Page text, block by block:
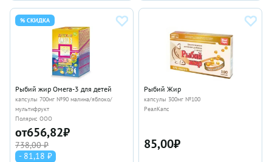
% СКИДКА
Рыбий жир Омега-3 для детей
капсулы 700мг №90 малина/яблоко/
мультифрукт
Полярис ООО
от656,82₽
738,00 ₽
- 81,18 ₽
Рыбий Жир
капсулы 300мг №100
РеалКапс
85,00₽